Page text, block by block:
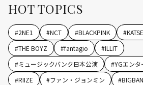
HOT TOPICS
#2NE1 #NCT #BLACKPINK #
#THE BOYZ #fantagio #ILLIT
#ミュージックバンク日本公演 #YGエンタ
#RIIZE #ファン・ジョンミン #